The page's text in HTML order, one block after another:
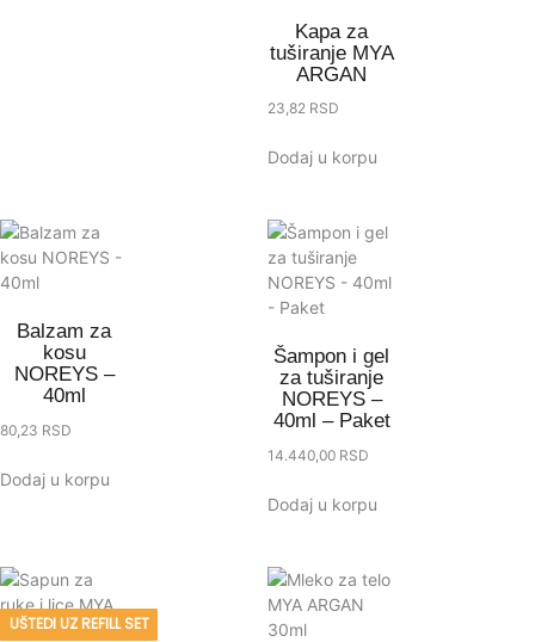
Kapa za
tuširanje MYA
ARGAN
23,82 RSD
Dodaj u korpu
Balzam za
kosu
NOREYS –
40ml
80,23 RSD
Dodaj u korpu
Šampon i gel
za tuširanje
NOREYS –
40ml – Paket
14.440,00 RSD
Dodaj u korpu
UŠTEDI UZ REFILL SET